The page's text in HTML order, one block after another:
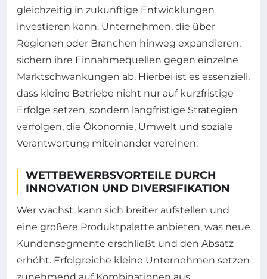
gleichzeitig in zukünftige Entwicklungen
investieren kann. Unternehmen, die über
Regionen oder Branchen hinweg expandieren,
sichern ihre Einnahmequellen gegen einzelne
Marktschwankungen ab. Hierbei ist es essenziell,
dass kleine Betriebe nicht nur auf kurzfristige
Erfolge setzen, sondern langfristige Strategien
verfolgen, die Ökonomie, Umwelt und soziale
Verantwortung miteinander vereinen.
WETTBEWERBSVORTEILE DURCH
INNOVATION UND DIVERSIFIKATION
Wer wächst, kann sich breiter aufstellen und
eine größere Produktpalette anbieten, was neue
Kundensegmente erschließt und den Absatz
erhöht. Erfolgreiche kleine Unternehmen setzen